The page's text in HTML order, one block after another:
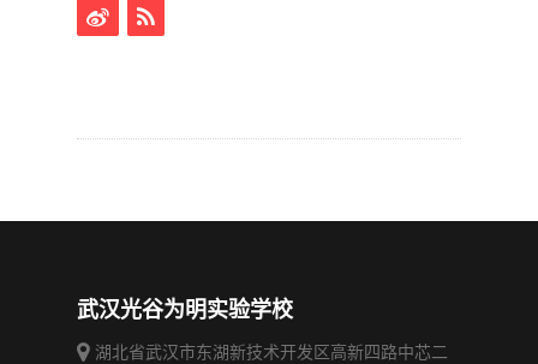
武汉光谷为明实验学校
湖北省武汉市东湖新技术开发区高新四路中芯二